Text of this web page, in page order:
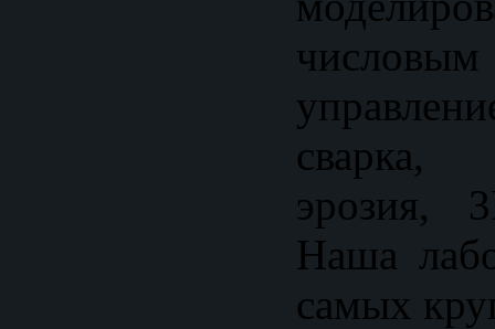
сварка,
эрозия,
Наша
самых